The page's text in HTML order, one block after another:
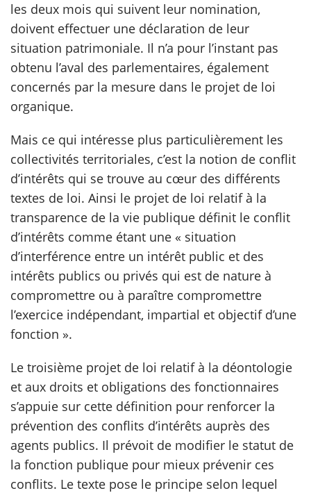
les deux mois qui suivent leur nomination,
doivent effectuer une déclaration de leur
situation patrimoniale. Il n’a pour l’instant pas
obtenu l’aval des parlementaires, également
concernés par la mesure dans le projet de loi
organique.
Mais ce qui intéresse plus particulièrement les
collectivités territoriales, c’est la notion de conflit
d’intérêts qui se trouve au cœur des différents
textes de loi. Ainsi le projet de loi relatif à la
transparence de la vie publique définit le conflit
d’intérêts comme étant une « situation
d’interférence entre un intérêt public et des
intérêts publics ou privés qui est de nature à
compromettre ou à paraître compromettre
l’exercice indépendant, impartial et objectif d’une
fonction ».
Le troisième projet de loi relatif à la déontologie
et aux droits et obligations des fonctionnaires
s’appuie sur cette définition pour renforcer la
prévention des conflits d’intérêts auprès des
agents publics. Il prévoit de modifier le statut de
la fonction publique pour mieux prévenir ces
conflits. Le texte pose le principe selon lequel